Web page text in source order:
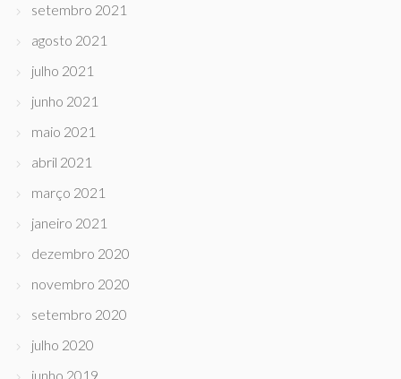
setembro 2021
agosto 2021
julho 2021
junho 2021
maio 2021
abril 2021
março 2021
janeiro 2021
dezembro 2020
novembro 2020
setembro 2020
julho 2020
junho 2019